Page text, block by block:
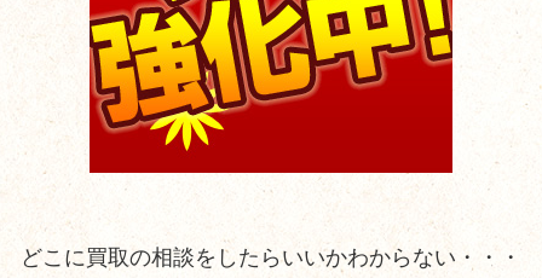
どこに買取の相談をしたらいいかわからない・・・